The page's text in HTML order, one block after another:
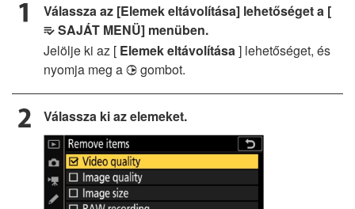
Válassza az [Elemek eltávolítása] lehetőséget a [
O SAJÁT MENÜ] menüben.
Jelölje ki az [ Elemek eltávolítása] lehetőséget, és
nyomja meg a 2 gombot.
Válassza ki az elemeket.